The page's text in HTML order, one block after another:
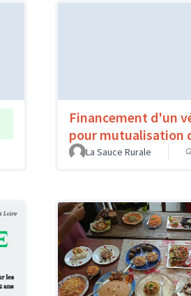
Financement d'un
pour mutualisation
La Sauce Rurale